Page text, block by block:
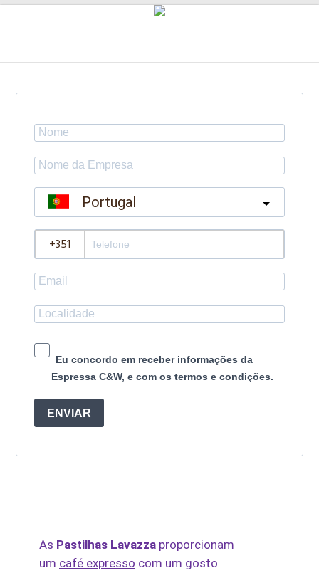
Portugal
Eu concordo em receber informações da
Espressa C&W, e com os termos e condições.
ENVIAR
As Pastilhas Lavazza proporcionam
um café expresso com um gosto